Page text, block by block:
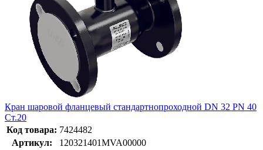
Кран шаровой фланцевый стандартнопроходной DN 32 PN 40
Ст.20
Код товара: 7424482
Артикул:
120321401MVA00000